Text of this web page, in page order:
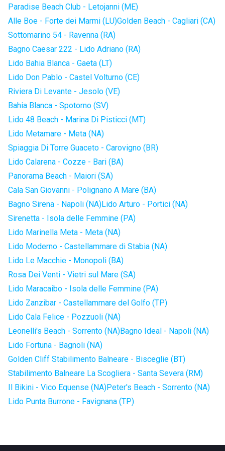
Paradise Beach Club - Letojanni (ME)
Alle Boe - Forte dei Marmi (LU)Golden Beach - Cagliari (CA)
Sottomarino 54 - Ravenna (RA)
Bagno Caesar 222 - Lido Adriano (RA)
Lido Bahia Blanca - Gaeta (LT)
Lido Don Pablo - Castel Volturno (CE)
Riviera Di Levante - Jesolo (VE)
Bahia Blanca - Spotorno (SV)
Lido 48 Beach - Marina Di Pisticci (MT)
Lido Metamare - Meta (NA)
Spiaggia Di Torre Guaceto - Carovigno (BR)
Lido Calarena - Cozze - Bari (BA)
Panorama Beach - Maiori (SA)
Cala San Giovanni - Polignano A Mare (BA)
Bagno Sirena - Napoli (NA)Lido Arturo - Portici (NA)
Sirenetta - Isola delle Femmine (PA)
Lido Marinella Meta - Meta (NA)
Lido Moderno - Castellammare di Stabia (NA)
Lido Le Macchie - Monopoli (BA)
Rosa Dei Venti - Vietri sul Mare (SA)
Lido Maracaibo - Isola delle Femmine (PA)
Lido Zanzibar - Castellammare del Golfo (TP)
Lido Cala Felice - Pozzuoli (NA)
Leonelli's Beach - Sorrento (NA)Bagno Ideal - Napoli (NA)
Lido Fortuna - Bagnoli (NA)
Golden Cliff Stabilimento Balneare - Bisceglie (BT)
Stabilimento Balneare La Scogliera - Santa Severa (RM)
Il Bikini - Vico Equense (NA)Peter's Beach - Sorrento (NA)
Lido Punta Burrone - Favignana (TP)